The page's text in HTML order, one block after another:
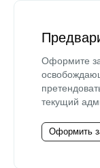
Оформите
текущий
Оформить